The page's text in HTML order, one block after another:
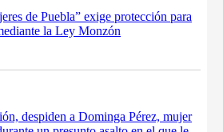
de Puebla” exige protección para
la Ley Monzón
despiden a Dominga Pérez, mujer